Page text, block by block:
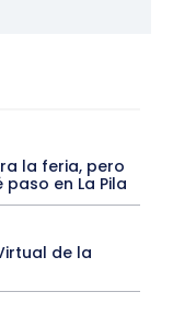
la feria, pero
en La Pila
de la